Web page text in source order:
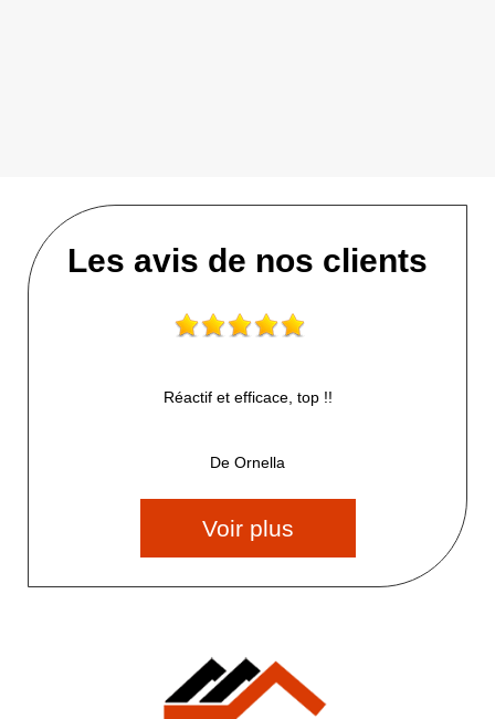
Les avis de nos clients
Réactif et efficace, top !!
De Ornella
Voir plus